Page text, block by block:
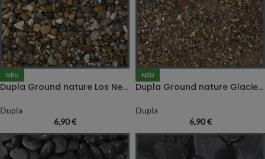
NEU
Dupla Ground nature Los Nevados
Dupla
6,90€
NEU
Dupla Ground nature Glacier Gravel
Dupla
6,90€